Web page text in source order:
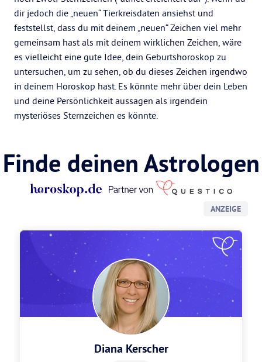
dir jedoch die „neuen“ Tierkreisdaten ansiehst und
feststellst, dass du mit deinem „neuen“ Zeichen viel mehr
gemeinsam hast als mit deinem wirklichen Zeichen, wäre
es vielleicht eine gute Idee, dein Geburtshoroskop zu
untersuchen, um zu sehen, ob du dieses Zeichen irgendwo
in deinem Horoskop hast. Es könnte mehr über dein Leben
und deine Persönlichkeit aussagen als irgendein
mysteriöses Sternzeichen es könnte.
Finde deinen Astrologen
ANZEIGE
Diana Kerscher